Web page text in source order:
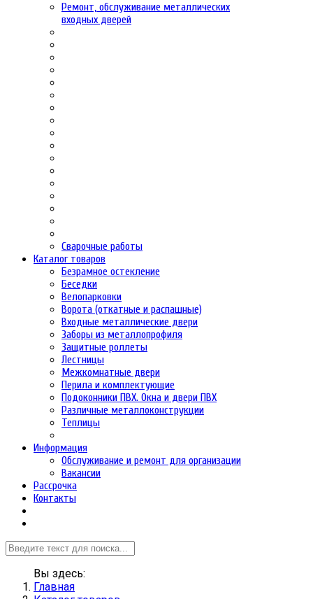
Ремонт, обслуживание металлических
входных дверей
Сварочные работы
Каталог товаров
Безрамное остекление
Беседки
Велопарковки
Ворота (откатные и распашные)
Входные металлические двери
Заборы из металлопрофиля
Защитные роллеты
Лестницы
Межкомнатные двери
Перила и комплектующие
Подоконники ПВХ. Окна и двери ПВХ
Различные металлоконструкции
Теплицы
Информация
Обслуживание и ремонт для организации
Вакансии
Рассрочка
Контакты
Вы здесь:
Главная